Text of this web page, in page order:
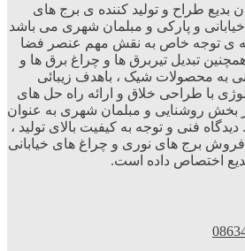
طراح و تولید کننده ی برج های
و پارکی و مبلمان شهری می باشد
ی توجه خاص به نقش مهم عنصر فضا
تبدیل تیربرق ها و چراغ برق ها و
به محصولات شیک ، باهدف زیبائی
با طراحی خلاق و ارائه راه حل های
بخش روشنایی و مبلمان شهری به عنوان
فنی و توجه به کیفیت بالای تولید ،
برج های نوری و چراغ های خیابانی
اختصاص داده است.